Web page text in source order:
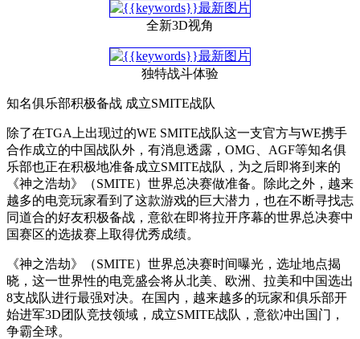
全新3D视角
独特战斗体验
知名俱乐部积极备战 成立SMITE战队
除了在TGA上出现过的WE SMITE战队这一支官方与WE携手
合作成立的中国战队外，有消息透露，OMG、AGF等知名俱
乐部也正在积极地准备成立SMITE战队，为之后即将到来的
《神之浩劫》（SMITE）世界总决赛做准备。除此之外，越来
越多的电竞玩家看到了这款游戏的巨大潜力，也在不断寻找志
同道合的好友积极备战，意欲在即将拉开序幕的世界总决赛中
国赛区的选拔赛上取得优秀成绩。
《神之浩劫》（SMITE）世界总决赛时间曝光，选址地点揭
晓，这一世界性的电竞盛会将从北美、欧洲、拉美和中国选出
8支战队进行最强对决。在国内，越来越多的玩家和俱乐部开
始进军3D团队竞技领域，成立SMITE战队，意欲冲出国门，
争霸全球。